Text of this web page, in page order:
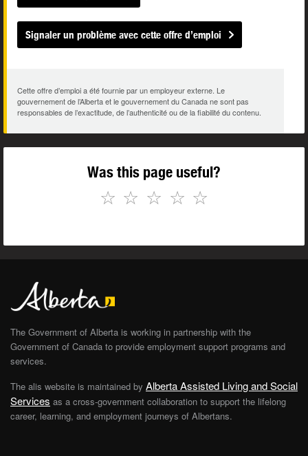
Signaler un problème avec cette offre d’emploi
Cette offre d’emploi a été fournie par un employeur externe. Le
gouvernement de l’Alberta et le gouvernement du Canada ne sont pas
responsables de l’exactitude, de l’authenticité ou de la fiabilité du contenu.
Was this page useful?
☆
☆
☆
☆
☆
The Government of Alberta is working in partnership with the
Government of Canada to provide employment support programs and
services.
The alis website is maintained by Alberta Assisted Living and Social
Services as a cross-government collaboration to support the lifelong
career, learning, and employment journeys of Albertans.